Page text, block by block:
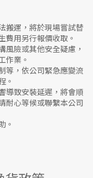
搬運，將於現場嘗試替
費用另行報價收取。
風險或其他安全疑慮，
作業。
等，依公司緊急應變流
。
導致安裝延遲，將會順
耐心等候或聯繫本公司
。